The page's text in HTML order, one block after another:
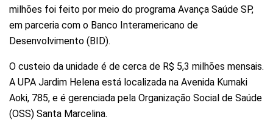
milhões foi feito por meio do programa Avança Saúde SP,
em parceria com o Banco Interamericano de
Desenvolvimento (BID).
O custeio da unidade é de cerca de R$ 5,3 milhões mensais.
A UPA Jardim Helena está localizada na Avenida Kumaki
Aoki, 785, e é gerenciada pela Organização Social de Saúde
(OSS) Santa Marcelina.